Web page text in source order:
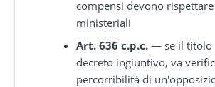
compensi devono
ministeriali
Art. 636 c.p.c. — se il titolo
decreto ingiuntivo, va
percorribilità di